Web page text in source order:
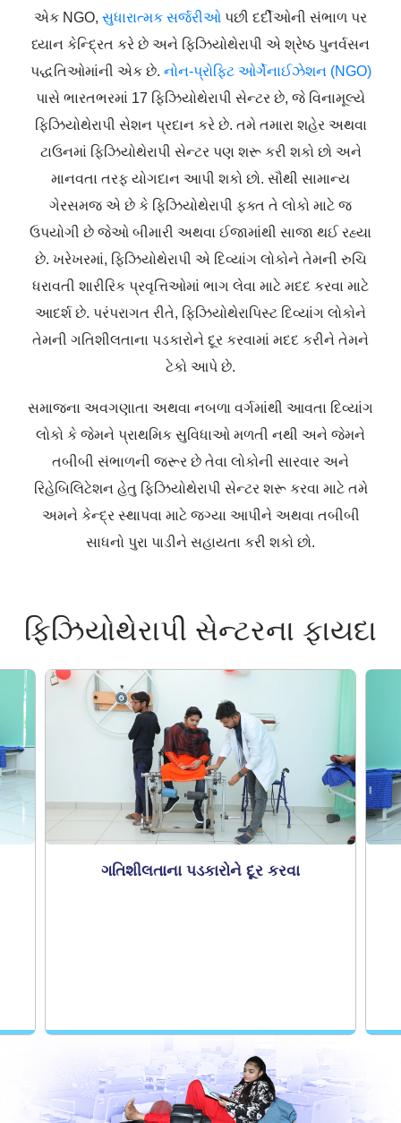
એક NGO, સુધારાત્મક સર્જરીઓ પછી દર્દીઓની સંભાળ પર
ધ્યાન કેન્દ્રિત કરે છે અને ફિઝિયોથેરાપી એ શ્રેષ્ઠ પુનર્વસન
પદ્ધતિઓમાંની એક છે. નોન-પ્રોફિટ ઓર્ગેનાઈઝેશન (NGO)
પાસે ભારતભરમાં 17 ફિઝિયોથેરાપી સેન્ટર છે, જે વિનામૂલ્યે
ફિઝિયોથેરાપી સેશન પ્રદાન કરે છે. તમે તમારા શહેર અથવા
ટાઉનમાં ફિઝિયોથેરાપી સેન્ટર પણ શરૂ કરી શકો છો અને
માનવતા તરફ યોગદાન આપી શકો છો. સૌથી સામાન્ય
ગેરસમજ એ છે કે ફિઝિયોથેરાપી ફક્ત તે લોકો માટે જ
ઉપયોગી છે જેઓ બીમારી અથવા ઈજામાંથી સાજા થઈ રહ્યા
છે. ખરેખરમાં, ફિઝિયોથેરાપી એ દિવ્યાંગ લોકોને તેમની રુચિ
ધરાવતી શારીરિક પ્રવૃત્તિઓમાં ભાગ લેવા માટે મદદ કરવા માટે
આદર્શ છે. પરંપરાગત રીતે, ફિઝિયોથેરાપિસ્ટ દિવ્યાંગ લોકોને
તેમની ગતિશીલતાના પડકારોને દૂર કરવામાં મદદ કરીને તેમને
ટેકો આપે છે.
સમાજના અવગણાતા અથવા નબળા વર્ગમાંથી આવતા દિવ્યાંગ
લોકો કે જેમને પ્રાથમિક સુવિધાઓ મળતી નથી અને જેમને
તબીબી સંભાળની જરૂર છે તેવા લોકોની સારવાર અને
રિહેબિલિટેશન હેતુ ફિઝિયોથેરાપી સેન્ટર શરૂ કરવા માટે તમે
અમને કેન્દ્ર સ્થાપવા માટે જગ્યા આપીને અથવા તબીબી
સાધનો પુરા પાડીને સહાયતા કરી શકો છો.
ફિઝિયોથેરાપી સેન્ટરના ફાયદા
ગતિશીલતાના પડકારોને દૂર કરવા